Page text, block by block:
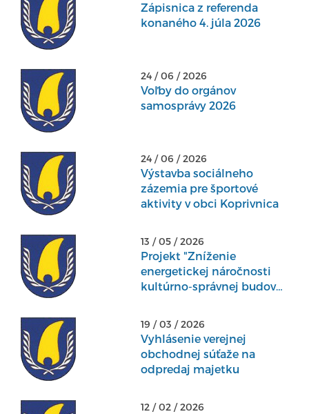
Zápisnica z referenda
konaného 4. júla 2026
24 / 06 / 2026
Voľby do orgánov
samosprávy 2026
24 / 06 / 2026
Výstavba sociálneho
zázemia pre športové
aktivity v obci Koprivnica
13 / 05 / 2026
Projekt "Zníženie
energetickej náročnosti
kultúrno-správnej budovy
19 / 03 / 2026
Vyhlásenie verejnej
obchodnej súťaže na
odpredaj majetku
12 / 02 / 2026